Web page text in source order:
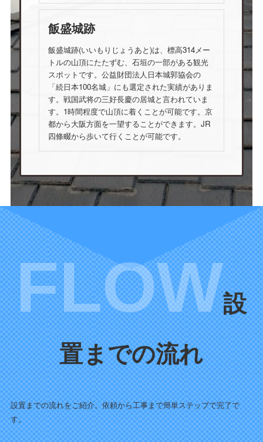
飯盛城跡
飯盛城跡(いいもりじょうあと)は、標高314メー
トルの山頂にたたずむ、石垣の一部がある観光
スポットです。公益財団法人日本城郭協会の
「続日本100名城」にも選定された実績がありま
す。戦国武将の三好長慶の居城と言われていま
す。1時間程度で山頂に着くことが可能です。京
都から大阪方面を一望することができます。JR
四條畷から歩いて行くことが可能です。
設
置までの流れ
設置までの流れをご紹介。依頼から工事まで簡単ステップで完了で
す。